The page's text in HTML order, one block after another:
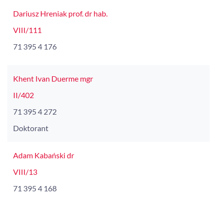
Dariusz Hreniak prof. dr hab.
VIII/111
71 395 4 176
Khent Ivan Duerme mgr
II/402
71 395 4 272
Doktorant
Adam Kabański dr
VIII/13
71 395 4 168